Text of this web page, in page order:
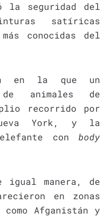
la seguridad del
satíricas
conocidas del
en la que un
animales de
recorrido por
York, y la
con body
igual manera, de
en zonas
Afganistán y